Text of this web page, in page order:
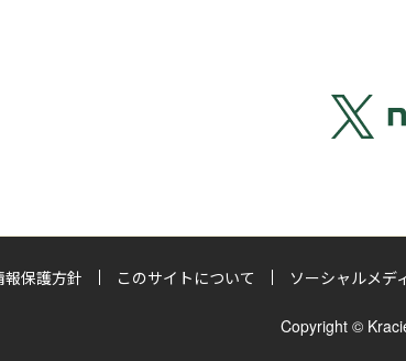
報保護方針 このサイトについて ソーシャルメデ
Copyright ©